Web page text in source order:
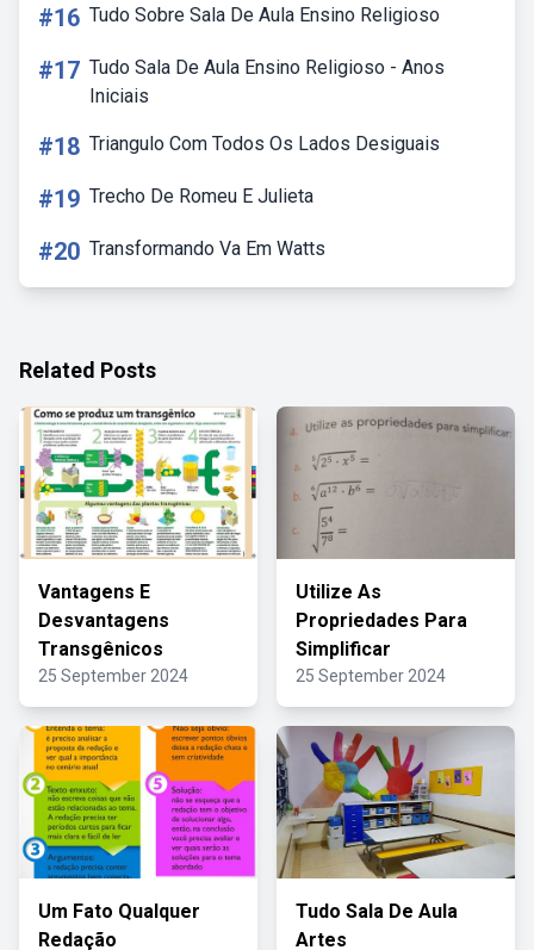
#16 Tudo Sobre Sala De Aula Ensino Religioso
#17 Tudo Sala De Aula Ensino Religioso - Anos
Iniciais
#18 Triangulo Com Todos Os Lados Desiguais
#19 Trecho De Romeu E Julieta
#20 Transformando Va Em Watts
Related Posts
Vantagens E
Desvantagens
Transgênicos
25 September 2024
Utilize As
Propriedades Para
Simplificar
25 September 2024
Um Fato Qualquer
Redação
Tudo Sala De Aula
Artes